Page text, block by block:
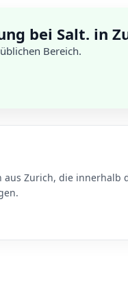
bei Salt. in
Bereich.
Zurich, die innerhalb